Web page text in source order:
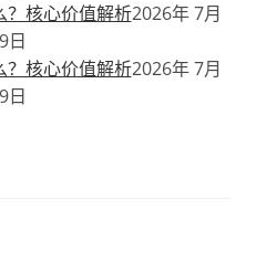
？核心价值解析2026年 7月
日
？核心价值解析2026年 7月
日